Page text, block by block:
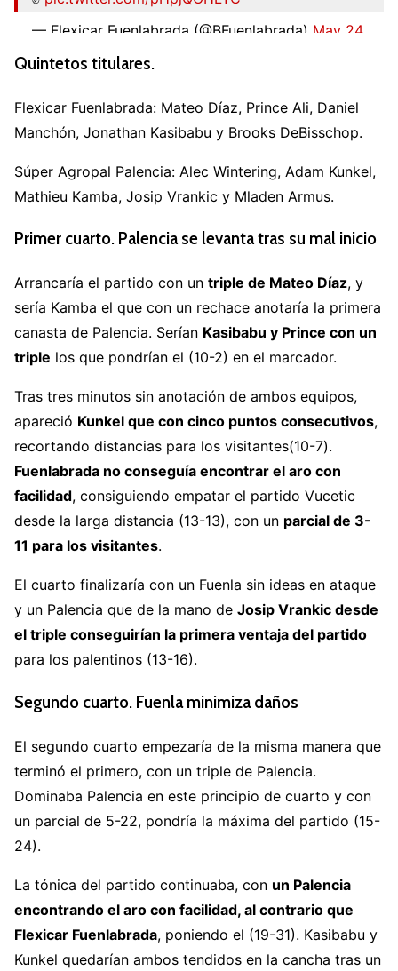
— Flexicar Fuenlabrada (@BFuenlabrada) May 24,
Quintetos titulares.
Flexicar Fuenlabrada: Mateo Díaz, Prince Ali, Daniel
Manchón, Jonathan Kasibabu y Brooks DeBisschop.
Súper Agropal Palencia: Alec Wintering, Adam Kunkel,
Mathieu Kamba, Josip Vrankic y Mladen Armus.
Primer cuarto. Palencia se levanta tras su mal inicio
Arrancaría el partido con un triple de Mateo Díaz, y
sería Kamba el que con un rechace anotaría la primera
canasta de Palencia. Serían Kasibabu y Prince con un
triple los que pondrían el (10-2) en el marcador.
Tras tres minutos sin anotación de ambos equipos,
apareció Kunkel que con cinco puntos consecutivos,
recortando distancias para los visitantes(10-7).
Fuenlabrada no conseguía encontrar el aro con
facilidad, consiguiendo empatar el partido Vucetic
desde la larga distancia (13-13), con un parcial de 3-
11 para los visitantes.
El cuarto finalizaría con un Fuenla sin ideas en ataque
y un Palencia que de la mano de Josip Vrankic desde
el triple conseguirían la primera ventaja del partido
para los palentinos (13-16).
Segundo cuarto. Fuenla minimiza daños
El segundo cuarto empezaría de la misma manera que
terminó el primero, con un triple de Palencia.
Dominaba Palencia en este principio de cuarto y con
un parcial de 5-22, pondría la máxima del partido (15-
24).
La tónica del partido continuaba, con un Palencia
encontrando el aro con facilidad, al contrario que
Flexicar Fuenlabrada, poniendo el (19-31). Kasibabu y
Kunkel quedarían ambos tendidos en la cancha tras un